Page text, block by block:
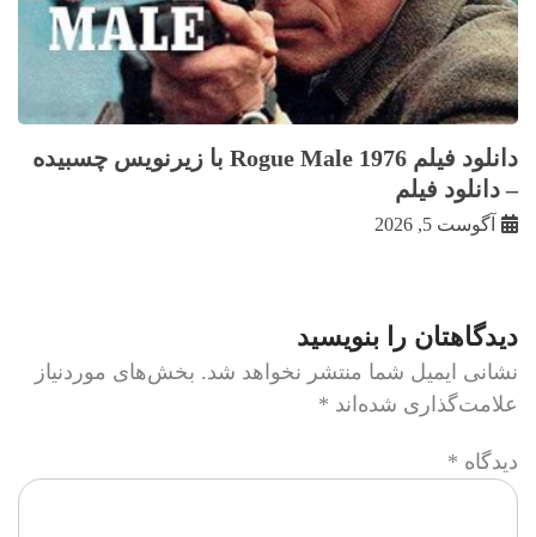
دانلود فیلم Rogue Male 1976 با زيرنويس چسبيده
– دانلود فیلم
آگوست 5, 2026
دیدگاهتان را بنویسید
نشانی ایمیل شما منتشر نخواهد شد. بخش‌های موردنیاز
علامت‌گذاری شده‌اند *
دیدگاه *